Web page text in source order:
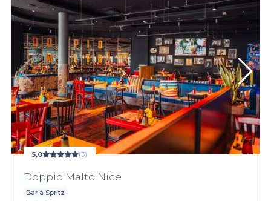
5,0 (3)
Doppio Malto Nice
Bar à Spritz